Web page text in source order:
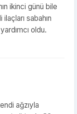
ikinci günü bile
sabahın
oldu.
ağzıyla